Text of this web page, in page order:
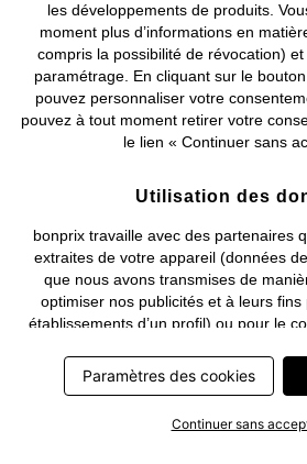
Deutsch
les développements de produits.
moment plus d’informations en
compris la possibilité de révocation)
paramétrage. En cliquant sur le
pouvez personnaliser votre
pouvez à tout moment retirer votre
le lien « Continuer sans
Utilisation des
bonprix travaille avec des partenaires
extraites de votre appareil (données
que nous avons transmises de
optimiser nos publicités et à leurs fins
établissements d’un profil) ou pour le
transmission de vos données
le traitement ultérieur de ces
collectées ou vos données
Paramètres des cookies
Continuer sans